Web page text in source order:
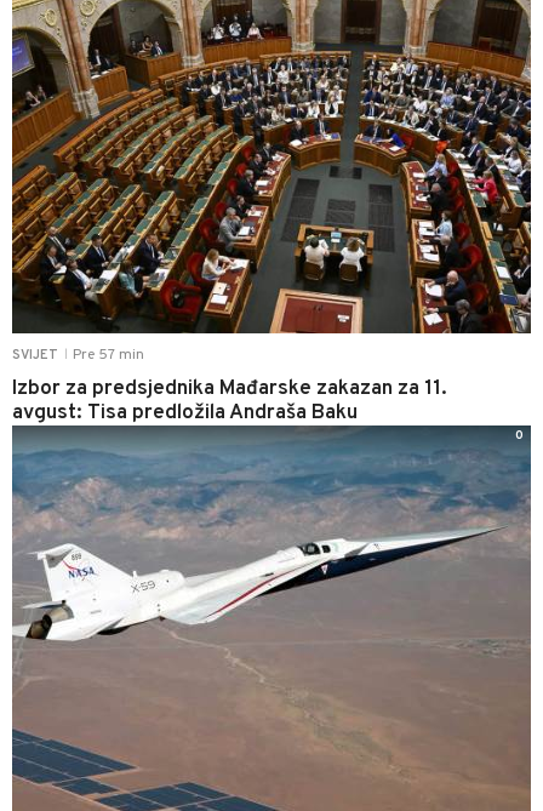
SVIJET Pre 57 min
Izbor za predsjednika Mađarske zakazan za 11.
avgust: Tisa predložila Andraša Baku
0